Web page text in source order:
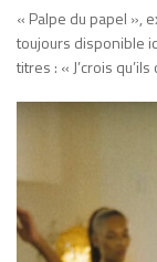
« Palpe du papel »,
toujours disponible
titres : « J’crois